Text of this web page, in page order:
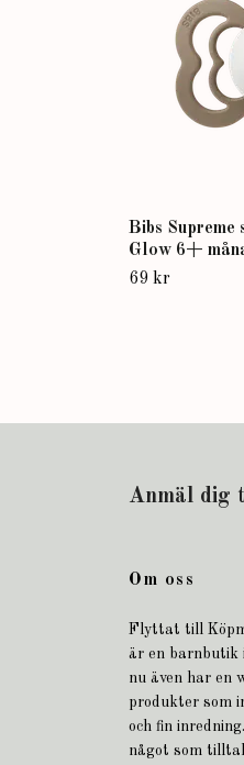
Bibs
Glow 6+
69 kr
Anmäl dig
Om oss
Flyttat till
är en barnbutik
nu även har en
produkter som
och fin
något som